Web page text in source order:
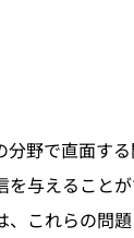
野で直面す
与えること
これらの問